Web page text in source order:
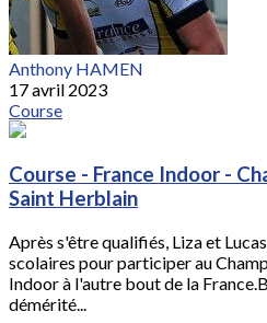
Anthony HAMEN
17 avril 2023
Course
Course - France Indoor -
Saint Herblain
Après s'être qualifiés, Liza et
scolaires pour participer au
Indoor à l'autre bout de la
démérité...